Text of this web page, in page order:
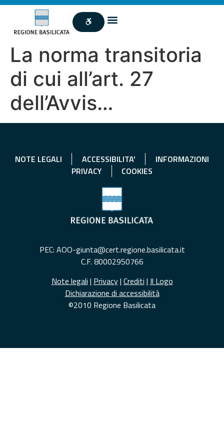
La norma transitoria
di cui all’art. 27
dell’Avvis…
NOTE LEGALI ACCESSIBILITA'
INFORMAZIONI
PRIVACY
COOKIES
PEC: AOO-giunta@cert.regione.basilicata.it
C.F. 80002950766
Note legali | Privacy| Crediti | Il Logo
Dichiarazione di accessibilità
©2010 Regione Basilicata